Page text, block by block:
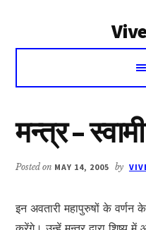
Voice
Vivekananda
मन्त्र –
Posted on MAY 14, 2005 by
इन अवतारी महापुरुषों के वर्णन